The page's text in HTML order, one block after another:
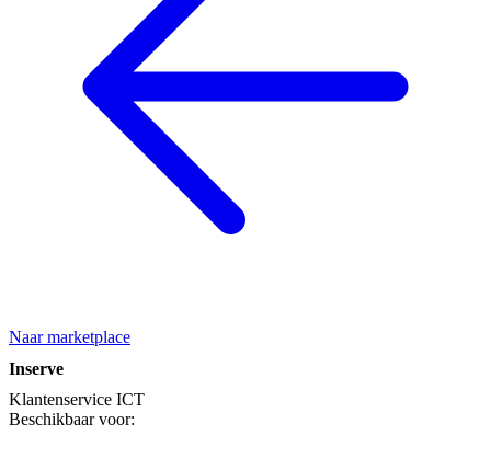
Naar marketplace
Inserve
Klantenservice ICT
Beschikbaar voor: